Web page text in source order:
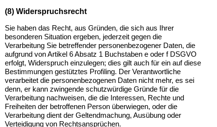
(8) Widerspruchsrecht
Sie haben das Recht, aus Gründen, die sich aus Ihrer
besonderen Situation ergeben, jederzeit gegen die
Verarbeitung Sie betreffender personenbezogener Daten, die
aufgrund von Artikel 6 Absatz 1 Buchstaben e oder f DSGVO
erfolgt, Widerspruch einzulegen; dies gilt auch für ein auf diese
Bestimmungen gestütztes Profiling. Der Verantwortliche
verarbeitet die personenbezogenen Daten nicht mehr, es sei
denn, er kann zwingende schutzwürdige Gründe für die
Verarbeitung nachweisen, die die Interessen, Rechte und
Freiheiten der betroffenen Person überwiegen, oder die
Verarbeitung dient der Geltendmachung, Ausübung oder
Verteidigung von Rechtsansprüchen.